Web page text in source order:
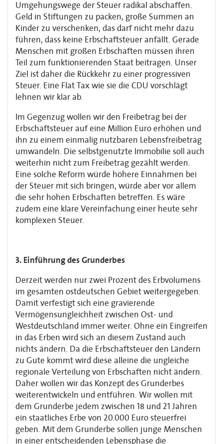
Umgehungswege der Steuer radikal abschaffen.
Geld in Stiftungen zu packen, große Summen an
Kinder zu verschenken, das darf nicht mehr dazu
führen, dass keine Erbschaftsteuer anfällt. Gerade
Menschen mit großen Erbschaften müssen ihren
Teil zum funktionierenden Staat beitragen. Unser
Ziel ist daher die Rückkehr zu einer progressiven
Steuer. Eine Flat Tax wie sie die CDU vorschlägt
lehnen wir klar ab.
Im Gegenzug wollen wir den Freibetrag bei der
Erbschaftsteuer auf eine Million Euro erhöhen und
ihn zu einem einmalig nutzbaren Lebensfreibetrag
umwandeln. Die selbstgenutzte Immobilie soll auch
weiterhin nicht zum Freibetrag gezählt werden.
Eine solche Reform würde höhere Einnahmen bei
der Steuer mit sich bringen, würde aber vor allem
die sehr hohen Erbschaften betreffen. Es wäre
zudem eine klare Vereinfachung einer heute sehr
komplexen Steuer.
3. Einführung des Grunderbes
Derzeit werden nur zwei Prozent des Erbvolumens
im gesamten ostdeutschen Gebiet weitergegeben.
Damit verfestigt sich eine gravierende
Vermögensungleichheit zwischen Ost- und
Westdeutschland immer weiter. Ohne ein Eingreifen
in das Erben wird sich an diesem Zustand auch
nichts ändern. Da die Erbschaftsteuer den Ländern
zu Gute kommt wird diese alleine die ungleiche
regionale Verteilung von Erbschaften nicht ändern.
Daher wollen wir das Konzept des Grunderbes
weiterentwickeln und entführen. Wir wollen mit
dem Grunderbe jedem zwischen 18 und 21 Jahren
ein staatliches Erbe von 20.000 Euro steuerfrei
geben. Mit dem Grunderbe sollen junge Menschen
in einer entscheidenden Lebensphase die